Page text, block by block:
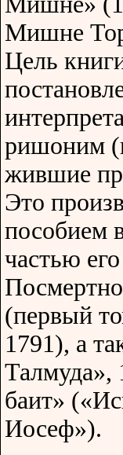
Мишне
Цель
ришоним
жившие
Это
пособием
частью
(первый
1791), а
Талмуда»,
баит»
Иосеф»).